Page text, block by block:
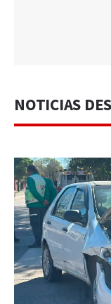
NOTICIAS